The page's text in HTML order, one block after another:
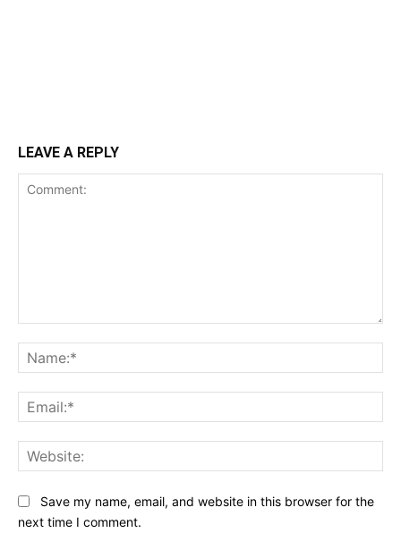
LEAVE A REPLY
Save my name, email, and website in this browser for the
next time I comment.